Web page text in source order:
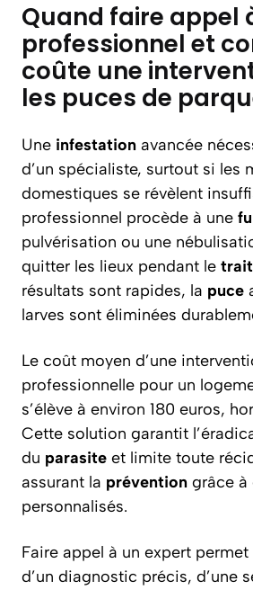
Quand faire appel
professionnel et
coûte une
les puces de
Une infestation avancée
d’un spécialiste, surtout si les
domestiques se révèlent
professionnel procède à une
pulvérisation ou une
quitter les lieux pendant le
résultats sont rapides, la puce
larves sont éliminées
Le coût moyen d’une
professionnelle pour un
s’élève à environ 180 euros,
Cette solution garantit
du parasite et limite toute
assurant la prévention grâce à
personnalisés.
Faire appel à un expert
d’un diagnostic précis, d’une